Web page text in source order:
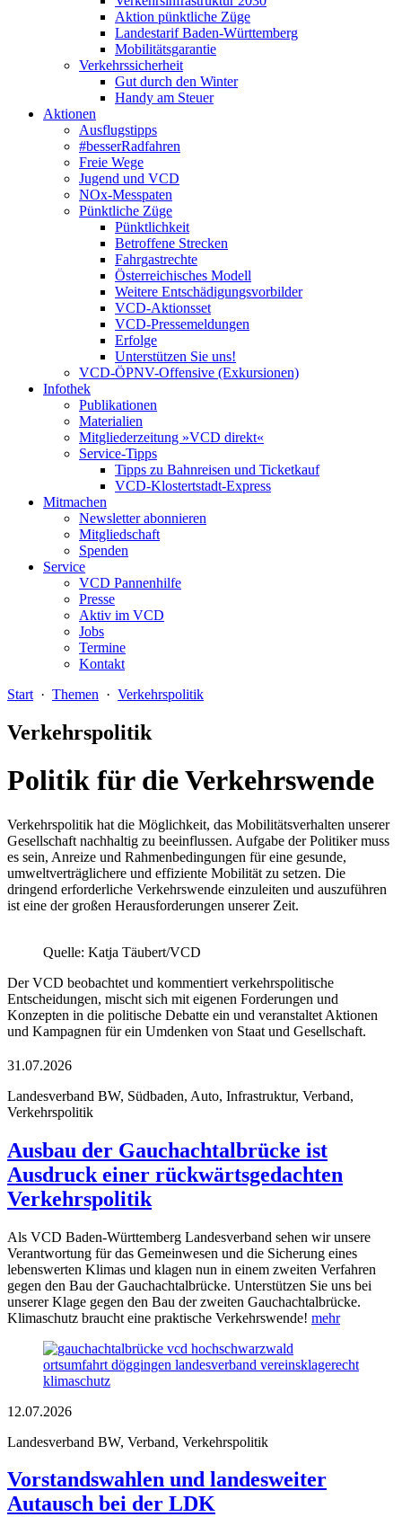
Aktion pünktliche Züge
Landestarif Baden-Württemberg
Mobilitätsgarantie
Verkehrssicherheit
Gut durch den Winter
Handy am Steuer
Aktionen
Ausflugstipps
#besserRadfahren
Freie Wege
Jugend und VCD
NOx-Messpaten
Pünktliche Züge
Pünktlichkeit
Betroffene Strecken
Fahrgastrechte
Österreichisches Modell
Weitere Entschädigungsvorbilder
VCD-Aktionsset
VCD-Pressemeldungen
Erfolge
Unterstützen Sie uns!
VCD-ÖPNV-Offensive (Exkursionen)
Infothek
Publikationen
Materialien
Mitgliederzeitung »VCD direkt«
Service-Tipps
Tipps zu Bahnreisen und Ticketkauf
VCD-Klostertstadt-Express
Mitmachen
Newsletter abonnieren
Mitgliedschaft
Spenden
Service
VCD Pannenhilfe
Presse
Aktiv im VCD
Jobs
Termine
Kontakt
Start · Themen · Verkehrspolitik
Verkehrspolitik
Politik für die Verkehrswende
Verkehrspolitik hat die Möglichkeit, das Mobilitätsverhalten unserer
Gesellschaft nachhaltig zu beeinflussen. Aufgabe der Politiker muss
es sein, Anreize und Rahmenbedingungen für eine gesunde,
umweltverträglichere und effiziente Mobilität zu setzen. Die
dringend erforderliche Verkehrswende einzuleiten und auszuführen
ist eine der großen Herausforderungen unserer Zeit.
Quelle: Katja Täubert/VCD
Der VCD beobachtet und kommentiert verkehrspolitische
Entscheidungen, mischt sich mit eigenen Forderungen und
Konzepten in die politische Debatte ein und veranstaltet Aktionen
und Kampagnen für ein Umdenken von Staat und Gesellschaft.
31.07.2026
Landesverband BW, Südbaden, Auto, Infrastruktur, Verband,
Verkehrspolitik
Ausbau der Gauchachtalbrücke ist
Ausdruck einer rückwärtsgedachten
Verkehrspolitik
Als VCD Baden-Württemberg Landesverband sehen wir unsere
Verantwortung für das Gemeinwesen und die Sicherung eines
lebenswerten Klimas und klagen nun in einem zweiten Verfahren
gegen den Bau der Gauchachtalbrücke. Unterstützen Sie uns bei
unserer Klage gegen den Bau der zweiten Gauchachtalbrücke.
Klimaschutz braucht eine praktische Verkehrswende! mehr
12.07.2026
Landesverband BW, Verband, Verkehrspolitik
Vorstandswahlen und landesweiter
Autausch bei der LDK